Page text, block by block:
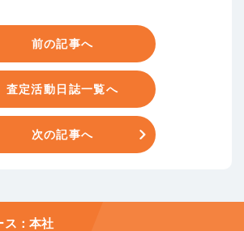
前の記事へ
査定活動日誌一覧へ
次の記事へ
：本社